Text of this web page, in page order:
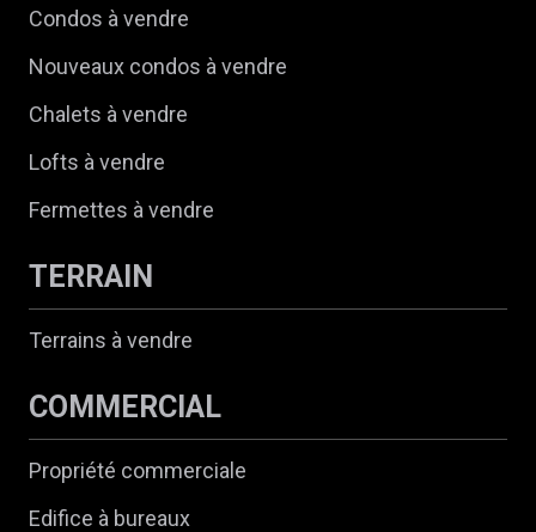
Condos à vendre
Nouveaux condos à vendre
Chalets à vendre
Lofts à vendre
Fermettes à vendre
TERRAIN
Terrains à vendre
COMMERCIAL
Propriété commerciale
Edifice à bureaux